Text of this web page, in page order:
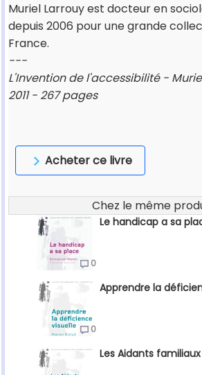
Muriel Larrouy est docteur en
depuis 2006 pour une grande
France.
---
L'Invention de l'accessibilité -
2011 - 267 pages
Acheter ce livre
Chez le même
Le handicap a sa
0
Apprendre la
0
Les Aidants familiaux